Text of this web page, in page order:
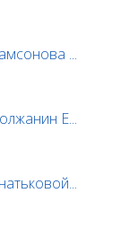
...
Е...